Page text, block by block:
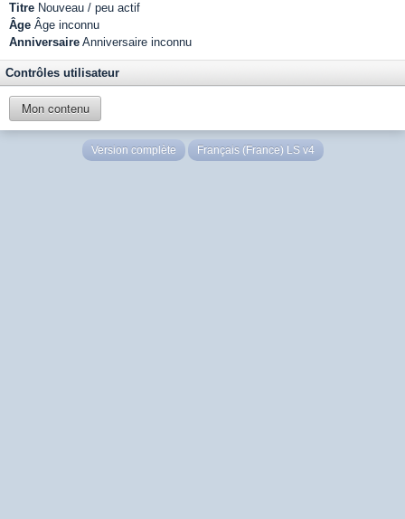
Titre Nouveau / peu actif
Âge Âge inconnu
Anniversaire Anniversaire inconnu
Contrôles utilisateur
Mon contenu
Version complète Français (France) LS v4